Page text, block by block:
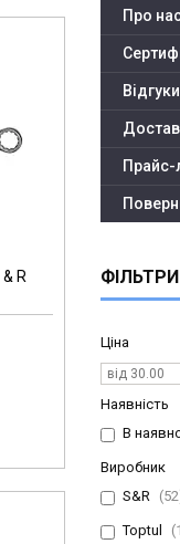
R
Про
Відгуки
Прайс-
ФІЛЬТРИ
Ціна
Наявність
В
Виробник
S&R
52
Toptul 1